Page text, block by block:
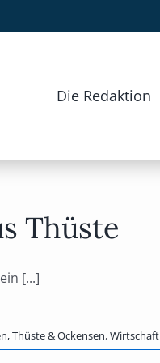
Die Redaktion
Thüste
[...]
Thüste & Ockensen,Wirtschaft